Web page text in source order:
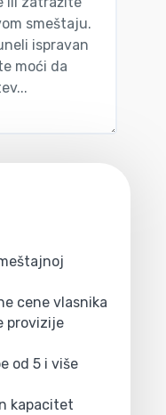
cene vlasnika
provizije
od 5 i više
kapacitet